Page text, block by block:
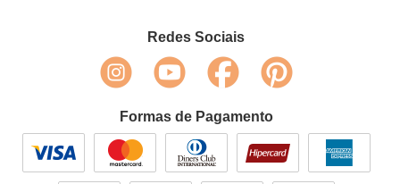
Redes Sociais
Formas de Pagamento